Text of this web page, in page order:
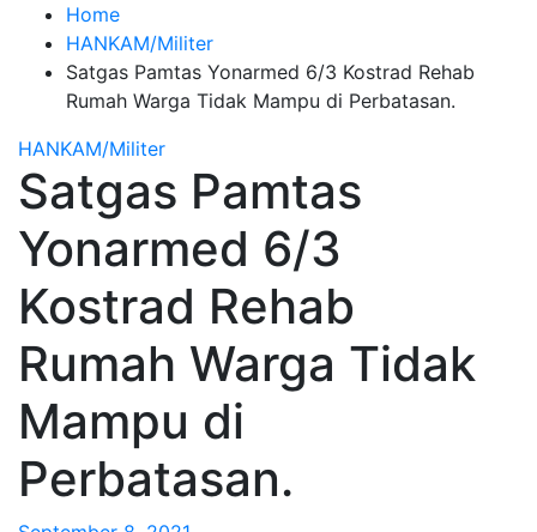
Home
HANKAM/Militer
Satgas Pamtas Yonarmed 6/3 Kostrad Rehab
Rumah Warga Tidak Mampu di Perbatasan.
HANKAM/Militer
Satgas Pamtas
Yonarmed 6/3
Kostrad Rehab
Rumah Warga Tidak
Mampu di
Perbatasan.